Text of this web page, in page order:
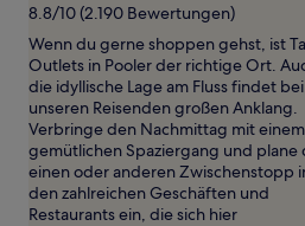
2 Erwachsenen
gefunden
wurde.
Preise
und
Verfügbarkeiten
können
sich
ändern.
8.8/10 (2.190 Bewertungen)
Wenn du gerne shoppen gehst, ist
Outlets in Pooler der richtige Ort.
die idyllische Lage am Fluss findet bei
unseren Reisenden großen Anklang.
Verbringe den Nachmittag mit einem
gemütlichen Spaziergang und plane
einen oder anderen Zwischenstopp
den zahlreichen Geschäften und
Restaurants ein, die sich hier